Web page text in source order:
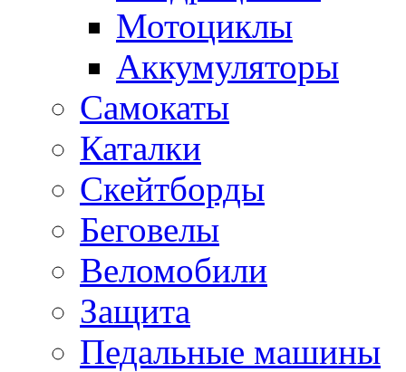
Мотоциклы
Аккумуляторы
Самокаты
Каталки
Скейтборды
Беговелы
Веломобили
Защита
Педальные машины